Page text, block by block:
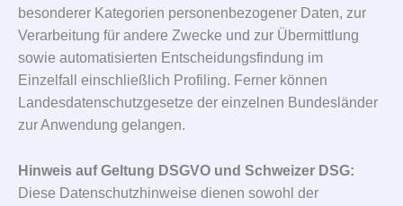
besonderer Kategorien personenbezogener Daten, zur
Verarbeitung für andere Zwecke und zur Übermittlung
sowie automatisierten Entscheidungsfindung im
Einzelfall einschließlich Profiling. Ferner können
Landesdatenschutzgesetze der einzelnen Bundesländer
zur Anwendung gelangen.
Hinweis auf Geltung DSGVO und Schweizer DSG:
Diese Datenschutzhinweise dienen sowohl der